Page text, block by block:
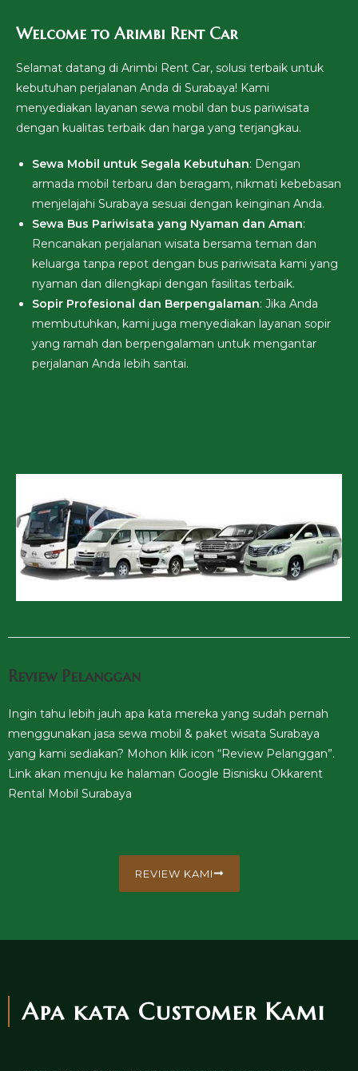
Welcome to Arimbi Rent Car
Selamat datang di Arimbi Rent Car, solusi terbaik untuk
kebutuhan perjalanan Anda di Surabaya! Kami
menyediakan layanan sewa mobil dan bus pariwisata
dengan kualitas terbaik dan harga yang terjangkau.
Sewa Mobil untuk Segala Kebutuhan: Dengan
armada mobil terbaru dan beragam, nikmati kebebasan
menjelajahi Surabaya sesuai dengan keinginan Anda.
Sewa Bus Pariwisata yang Nyaman dan Aman:
Rencanakan perjalanan wisata bersama teman dan
keluarga tanpa repot dengan bus pariwisata kami yang
nyaman dan dilengkapi dengan fasilitas terbaik.
Sopir Profesional dan Berpengalaman: Jika Anda
membutuhkan, kami juga menyediakan layanan sopir
yang ramah dan berpengalaman untuk mengantar
perjalanan Anda lebih santai.
Review Pelanggan
Ingin tahu lebih jauh apa kata mereka yang sudah pernah
menggunakan jasa sewa mobil & paket wisata Surabaya
yang kami sediakan? Mohon klik icon “Review Pelanggan”.
Link akan menuju ke halaman Google Bisnisku Okkarent
Rental Mobil Surabaya
REVIEW KAMI
Apa kata Customer Kami